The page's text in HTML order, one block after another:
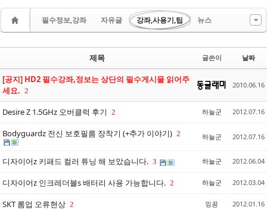
필수정보,강좌 자유글 강좌,사용기,팁 뉴스
제목 글쓴이 날짜
[공지] HD2 필수강좌,정보는 상단의 필수게시물 읽어주
세요. 2
2010.06.16
Desire Z 1.5GHz 오버클럭 후기 2 하늘군 2012.07.16
Bodyguardz 전신 보호필름 장착기 (+추가 이야기) 2 하늘군 2012.07.16
디자이어z 키패드 컬러 튜닝 해 보았습니다. 3 하늘군 2012.06.04
디자이어z 인크레더블s 배터리 사용 가능합니다. 2 하늘군 2012.03.04
SKT 롬업 오류현상 2 낑꽁 2012.01.16